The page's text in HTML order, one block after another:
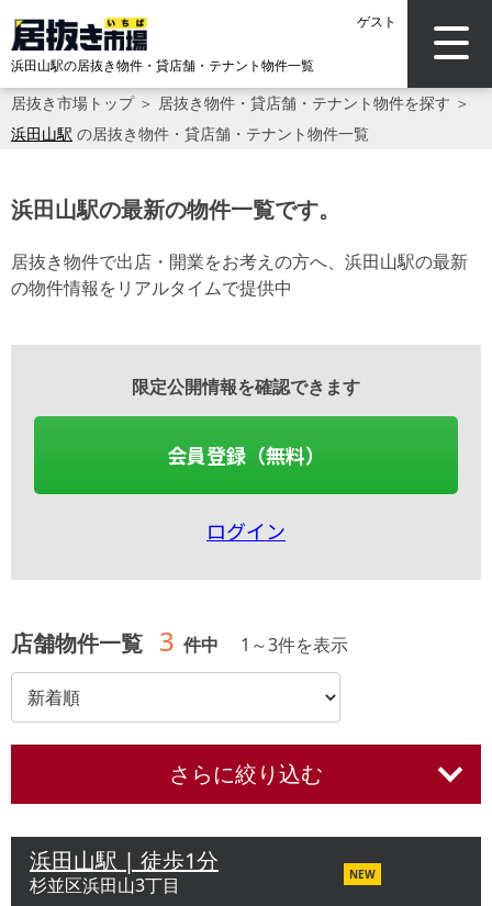
ゲスト
浜田山駅の居抜き物件・貸店舗・テナント物件一覧
居抜き市場トップ＞ 居抜き物件・貸店舗・テナント物件を探す ＞
浜田山駅 の居抜き物件・貸店舗・テナント物件一覧
浜田山駅の最新の物件一覧です。
居抜き物件で出店・開業をお考えの方へ、浜田山駅の最新
の物件情報をリアルタイムで提供中
限定公開情報を確認できます
会員登録（無料）
ログイン
店舗物件一覧 3 件中 1 ～3件を表示
さらに絞り込む
浜田山駅 | 徒歩1分
杉並区浜田山3丁目 NEW